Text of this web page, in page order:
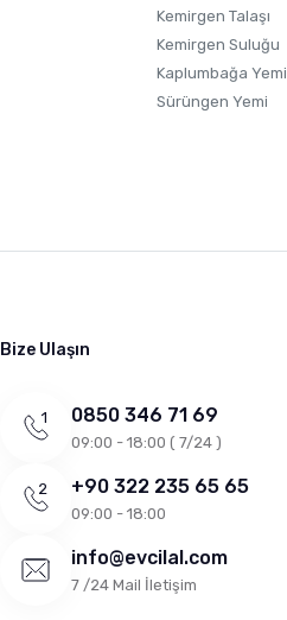
Kemirgen Talaşı
Kemirgen Suluğu
Kaplumbağa Yemi
Sürüngen Yemi
Bize Ulaşın
0850 346 71 69
09:00 - 18:00 ( 7/24 )
+90 322 235 65 65
09:00 - 18:00
info@evcilal.com
7 /24 Mail İletişim